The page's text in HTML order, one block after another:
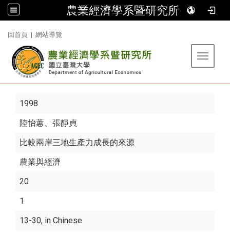
農業經濟學系暨研究所
回首頁 | 網站導覽
Toggle
1998
陸怡蕙、張靜貞
比較兩岸三地生產力成長的來源
農業與經濟
20
1
13-30, in Chinese